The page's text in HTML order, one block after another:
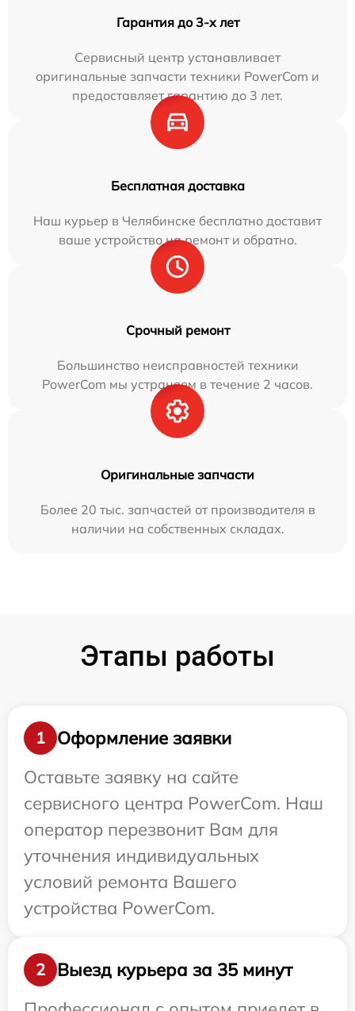
Гарантия до 3-х лет
Сервисный центр устанавливает
оригинальные запчасти техники PowerCom и
предоставляет гарантию до 3 лет.
Бесплатная доставка
Наш курьер в Челябинске бесплатно доставит
ваше устройство на ремонт и обратно.
Срочный ремонт
Большинство неисправностей техники
PowerCom мы устраняем в течение 2 часов.
Оригинальные запчасти
Более 20 тыс. запчастей от производителя в
наличии на собственных складах.
Этапы работы
1
Оформление заявки
Оставьте заявку на сайте
сервисного центра PowerCom. Наш
оператор перезвонит Вам для
уточнения индивидуальных
условий ремонта Вашего
устройства PowerCom.
2
Выезд курьера за 35 минут